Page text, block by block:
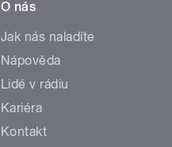
O nás
Jak nás naladíte
Nápověda
Lidé v rádiu
Kariéra
Kontakt